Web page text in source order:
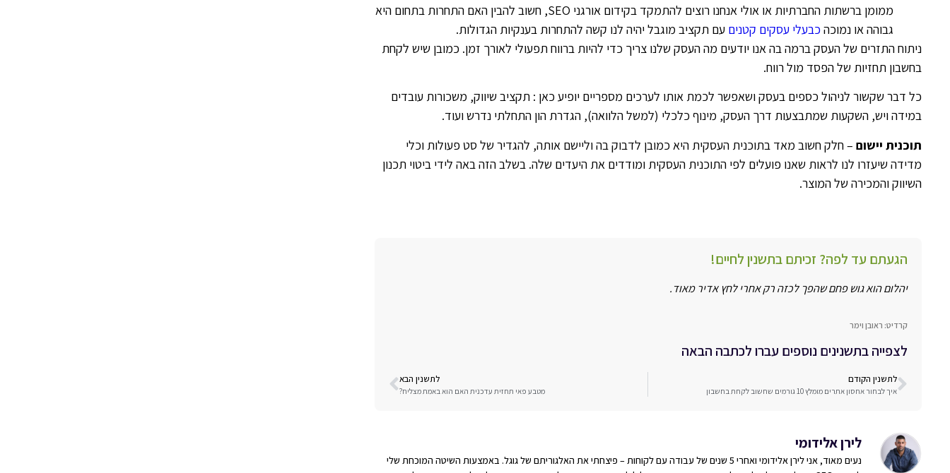
ממומן ברשתות החברתיות או אולי אנחנו רוצים להתמקד בקידום אורגני SEO, חשוב להבין האם התחרות בתחום היא
גבוהה או נמוכה כבעלי עסקים קטנים עם תקציב מוגבל יהיה לנו קשה להתחרות בענקיות הגדולות.
ניתוח התזרים של העסק ברמה בה אנו יודעים מה העסק שלנו צריך כדי להיות ברווח תפעולי לאורך זמן. כמובן שיש לקחת
בחשבון תחזיות של הפסד מול רווח.
כל דבר שקשור לניהול כספים בעסק ושאפשר לכמת אותו לערכים מספריים יופיע כאן : תקציב שיווק, משכורות עובדים
במידה ויש, השקעות שמתבצעות דרך העסק, מינוף כלכלי (למשל הלוואה), הגדרת הון התחלתי נדרש ועוד.
תוכנית יישום – חלק חשוב מאד בתוכנית העסקית היא כמובן לדבוק בה וליישם אותה, להגדיר של סט פעולות וכלי
מדידה שיעזרו לנו לראות שאנו פועלים לפי התוכנית העסקית ומודדים את היעדים שלה. בשלב הזה באה לידי ביטוי תכנון
השיווק והמכירה של המוצר.
הגעתם עד לפה? זכיתם בתשנין לחיים!
יהלום הוא גוש פחם שהפך לכזה רק אחרי לחץ אדיר מאוד.
קרדיט: ראובן וימר
לצפייה בתשנינים נוספים עברו לכתבה הבאה
לתשנין הקודם
איך לבחור אחסון אתרים מומלץ 10 גורמים שחשוב לקחת בחשבון
לתשנין הבא
מטבע פאי תחזית עדכנית האם הוא באמת מצליח?
לירן אלידומי
נעים מאוד, אני לירן אלידומי ואחרי 5 שנים של עבודה עם לקוחות – פיצחתי את האלגוריתם של גוגל. באמצעות השיטה המוכחת שלי